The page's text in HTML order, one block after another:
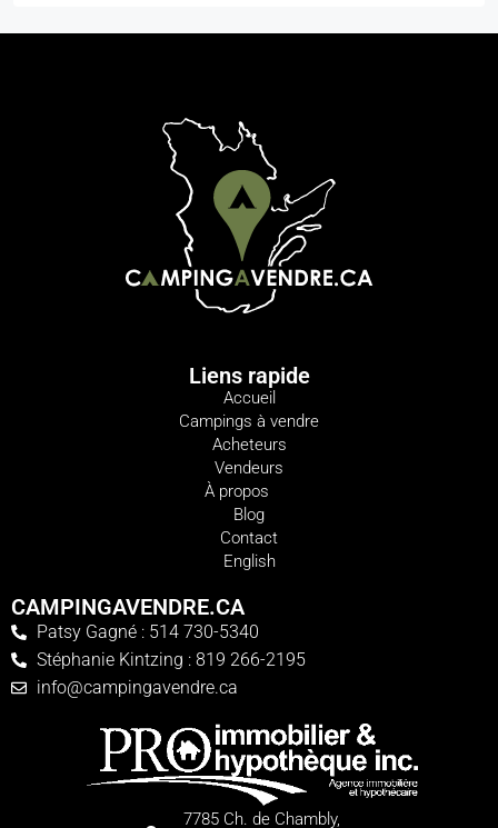
Liens rapide
Accueil
Campings à vendre
Acheteurs
Vendeurs
À propos
Blog
Contact
English
CAMPINGAVENDRE.CA
Patsy Gagné : 514 730-5340
Stéphanie Kintzing : 819 266-2195
info@campingavendre.ca
7785 Ch. de Chambly,